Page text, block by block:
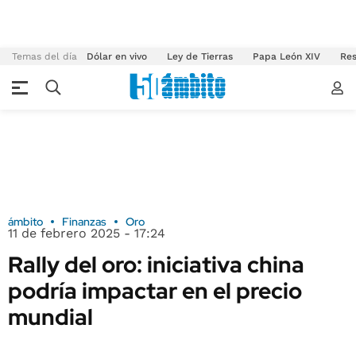
Temas del día Dólar en vivo Ley de Tierras Papa León XIV
ámbito Finanzas Oro
11 de febrero 2025 - 17:24
Rally del oro: iniciativa china
podría impactar en el precio
mundial